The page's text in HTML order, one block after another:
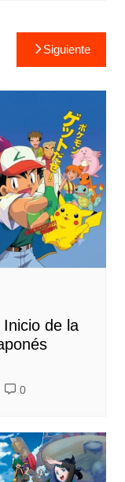
Siguiente
Inicio de la
0